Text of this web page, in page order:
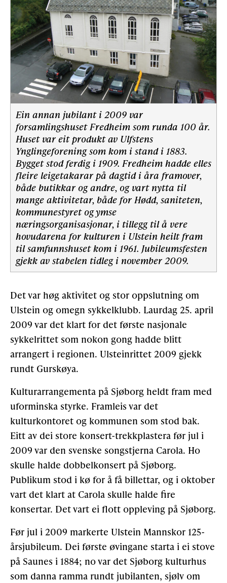
Ein annan jubilant i 2009 var
forsamlingshuset Fredheim som runda 100 år.
Huset var eit produkt av Ulfstens
Ynglingeforening som kom i stand i 1883.
Bygget stod ferdig i 1909. Fredheim hadde elles
fleire leigetakarar på dagtid i åra framover,
både butikkar og andre, og vart nytta til
mange aktivitetar, både for Hødd, saniteten,
kommunestyret og ymse
næringsorganisasjonar, i tillegg til å vere
hovudarena for kulturen i Ulstein heilt fram
til samfunnshuset kom i 1961. Jubileumsfesten
gjekk av stabelen tidleg i november 2009.
Det var høg aktivitet og stor oppslutning om
Ulstein og omegn sykkelklubb. Laurdag 25. april
2009 var det klart for det første nasjonale
sykkelrittet som nokon gong hadde blitt
arrangert i regionen. Ulsteinrittet 2009 gjekk
rundt Gurskøya.
Kulturarrangementa på Sjøborg heldt fram med
uforminska styrke. Framleis var det
kulturkontoret og kommunen som stod bak.
Eitt av dei store konsert-trekkplastera før jul i
2009 var den svenske songstjerna Carola. Ho
skulle halde dobbelkonsert på Sjøborg.
Publikum stod i kø for å få billettar, og i oktober
vart det klart at Carola skulle halde fire
konsertar. Det vart ei flott oppleving på Sjøborg.
Før jul i 2009 markerte Ulstein Mannskor 125-
årsjubileum. Dei første øvingane starta i ei stove
på Saunes i 1884; no var det Sjøborg kulturhus
som danna ramma rundt jubilanten, sjølv om